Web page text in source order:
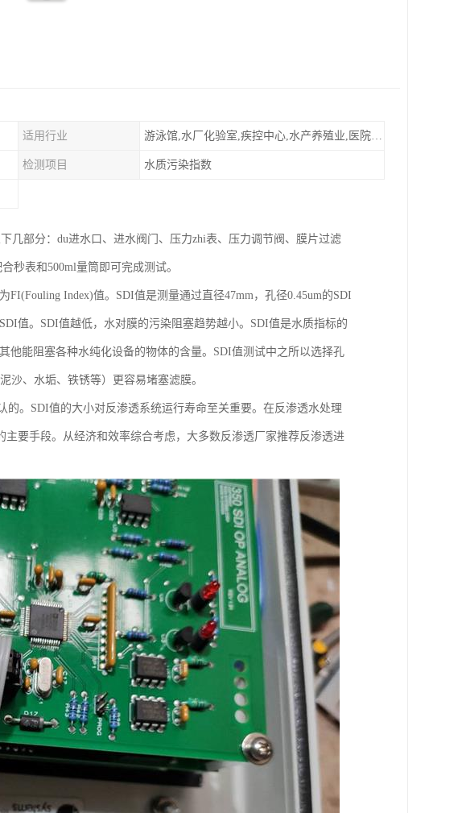
适用行业 游泳馆,水厂化验室,疾控中心,水产养殖业,医院,食品饮料，纯水制作，海水淡化
检测项目 水质污染指数
几部分：du进水口、进水阀门、压力zhi表、压力调节阀、膜片过滤
秒表和500ml量筒即可完成测试。
Index)值。SDI值是测量通过直径47mm，孔径0.45um的SDI
值。SDI值越低，水对膜的污染阻塞趋势越小。SDI值是水质指标的
他能阻塞各种水纯化设备的物体的含量。SDI值测试中之所以选择孔
沙、水垢、铁锈等）更容易堵塞滤膜。
。SDI值的大小对反渗透系统运行寿命至关重要。在反渗透水处理
要手段。从经济和效率综合考虑，大多数反渗透厂家推荐反渗透进